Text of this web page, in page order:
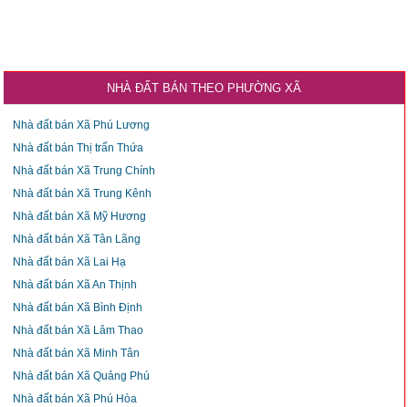
NHÀ ĐẤT BÁN THEO PHƯỜNG XÃ
Nhà đất bán Xã Phú Lương
Nhà đất bán Thị trấn Thứa
Nhà đất bán Xã Trung Chính
Nhà đất bán Xã Trung Kênh
Nhà đất bán Xã Mỹ Hương
Nhà đất bán Xã Tân Lãng
Nhà đất bán Xã Lai Hạ
Nhà đất bán Xã An Thịnh
Nhà đất bán Xã Bình Định
Nhà đất bán Xã Lâm Thao
Nhà đất bán Xã Minh Tân
Nhà đất bán Xã Quảng Phú
Nhà đất bán Xã Phú Hòa